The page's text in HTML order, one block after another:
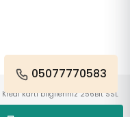
05077770583
kartı bilgileriniz 256Bit SSL